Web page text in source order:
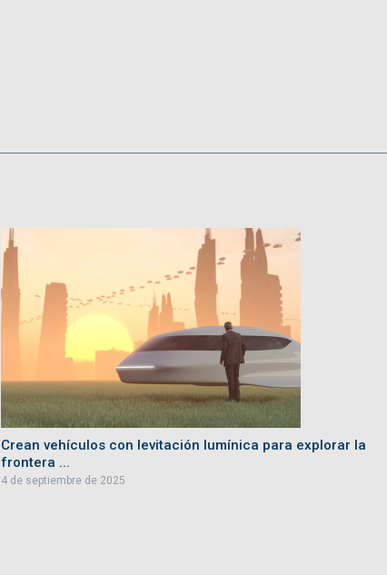
Crean vehículos con levitación lumínica para explorar la
frontera ...
4 de septiembre de 2025